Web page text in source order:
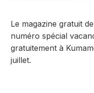
Le magazine gratuit
numéro spécial
gratuitement à
juillet.